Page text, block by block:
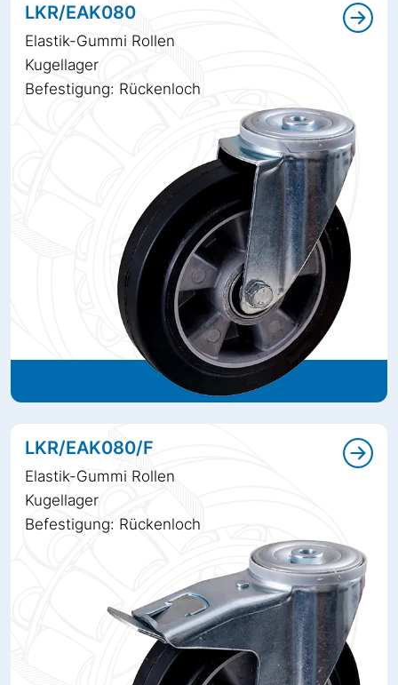
LKR/EAK080
Elastik-Gummi Rollen
Kugellager
Befestigung: Rückenloch
LKR/EAK080/F
Elastik-Gummi Rollen
Kugellager
Befestigung: Rückenloch